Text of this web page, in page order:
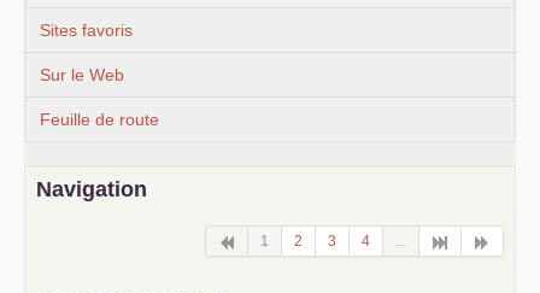
Sites favoris
Sur le Web
Feuille de route
Navigation
1 2 3 4